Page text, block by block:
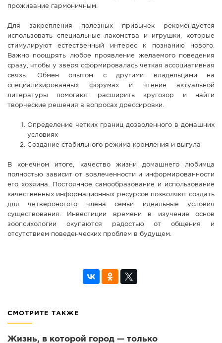
проживание гармоничным.
Для закрепления полезных привычек рекомендуется
использовать специальные лакомства и игрушки, которые
стимулируют естественный интерес к познанию нового.
Важно поощрять любое проявление желаемого поведения
сразу, чтобы у зверя сформировалась четкая ассоциативная
связь. Обмен опытом с другими владельцами на
специализированных форумах и чтение актуальной
литературы помогают расширить кругозор и найти
творческие решения в вопросах дрессировки.
Определение четких границ дозволенного в домашних
условиях
Создание стабильного режима кормления и выгула
В конечном итоге, качество жизни домашнего любимца
полностью зависит от вовлеченности и информированности
его хозяина. Постоянное самообразование и использование
качественных информационных ресурсов позволяют создать
для четвероногого члена семьи идеальные условия
существования. Инвестиции времени в изучение основ
зоопсихологии окупаются радостью от общения и
отсутствием поведенческих проблем в будущем.
СМОТРИТЕ ТАКЖЕ
Жизнь, в которой город — только